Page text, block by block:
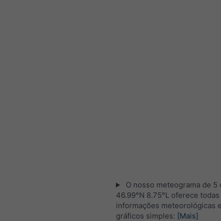
O nosso meteograma de 5
46.99°N 8.75°L oferece todas
informações meteorológicas
gráficos simples: [Mais]